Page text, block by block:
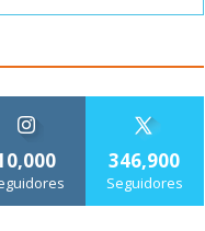
346,900
Seguidores